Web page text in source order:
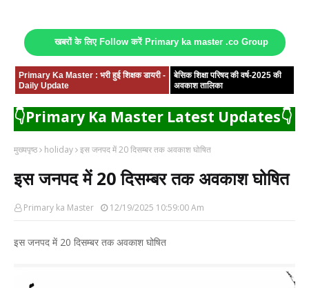
खबरों के लिए Follow करें Primary ka master .co Group
Primary Ka Master : भरी हुई शिक्षक डायरी -
Daily Update
बेसिक शिक्षा परिषद की वर्ष-2025 की
अवकाश तालिका
👇Primary Ka Master Latest Updates👇
मुख्यपृष्ठ holiday इस जनपद में 20 दिसम्बर तक अवकाश घोषित
इस जनपद में 20 दिसम्बर तक अवकाश घोषित
Primary ka Master 12/19/2025 10:59:00 Am
इस जनपद में 20 दिसम्बर तक अवकाश घोषित